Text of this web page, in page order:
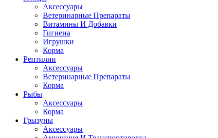
Аксессуары
Ветеринарные Препараты
Витамины И Добавки
Гигиена
Игрушки
Корма
Рептилии
Аксессуары
Ветеринарные Препараты
Корма
Рыбы
Аксессуары
Корма
Грызуны
Аксессуары